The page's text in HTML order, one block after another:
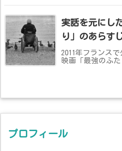
実話を元にし
り」のあらす
2011年フランス
映画「最強のふ
プロフィール